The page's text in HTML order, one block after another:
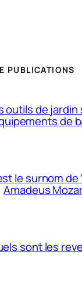
PUBLICATIONS
outils de jardin
de
le surnom de
Amadeus
sont les